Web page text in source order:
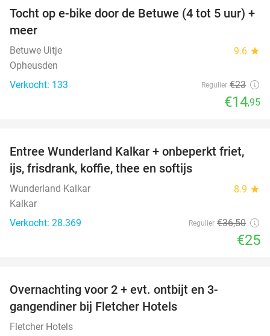
35%
Tocht op e-bike door de Betuwe (4 tot 5 uur) +
meer
Betuwe Uitje 9.6 star
Opheusden
Verkocht: 133
Regulier €23
€14,95
32%
Entree Wunderland Kalkar + onbeperkt friet,
ijs, frisdrank, koffie, thee en softijs
Wunderland Kalkar 8.9 star
Kalkar
Verkocht: 28.369
Regulier €36,50
€25
Overnachting voor 2 + evt. ontbijt en 3-
gangendiner bij Fletcher Hotels
Fletcher Hotels